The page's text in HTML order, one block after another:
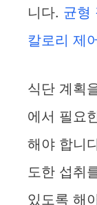
니다. 균형
칼로리 제
식단 계획
에서 필요
해야 합니
도한 섭취
있도록 해